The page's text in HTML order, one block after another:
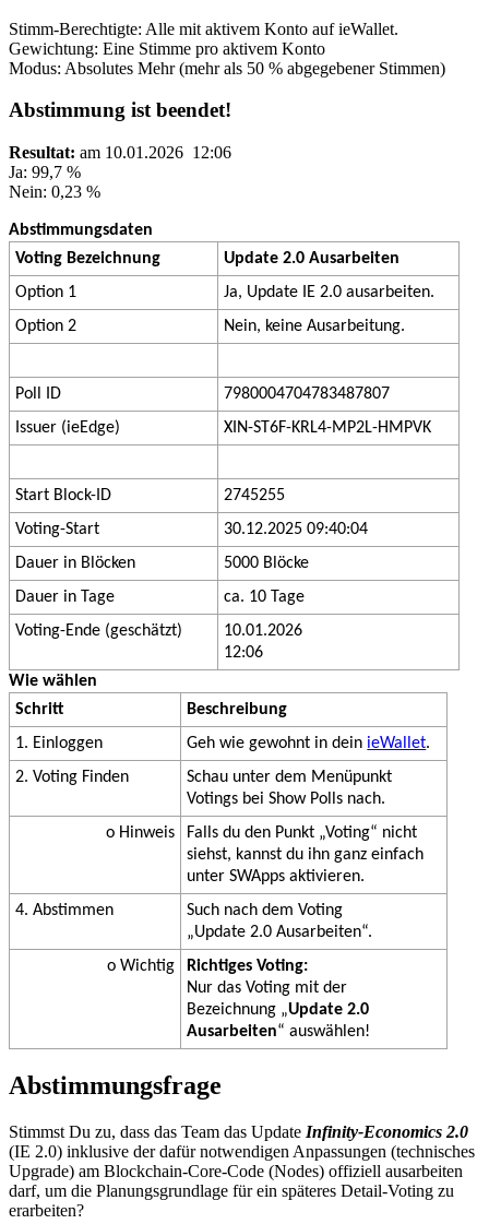
Stimm-Berechtigte: Alle mit aktivem Konto auf ieWallet.
Gewichtung: Eine Stimme pro aktivem Konto
Modus: Absolutes Mehr (mehr als 50 % abgegebener Stimmen)
Abstimmung ist beendet!
Resultat: am 10.01.2026 12:06
Ja: 99,7 %
Nein: 0,23 %
Abstimmungsdaten
Voting Bezeichnung
Update 2.0 Ausarbeiten
Option 1
Ja, Update IE 2.0 ausarbeiten.
Option 2
Nein, keine Ausarbeitung.
Poll ID
7980004704783487807
Issuer (ieEdge)
XIN-ST6F-KRL4-MP2L-HMPVK
Start Block-ID
2745255
Voting-Start
30.12.2025 09:40:04
Dauer in Blöcken
5000 Blöcke
Dauer in Tage
ca. 10 Tage
Voting-Ende (geschätzt)
10.01.2026
12:06
Wie wählen
Schritt
Beschreibung
1. Einloggen
Geh wie gewohnt in dein ieWallet.
2. Voting Finden
Schau unter dem Menüpunkt
Votings bei Show Polls nach.
o Hinweis
Falls du den Punkt „Voting“ nicht
siehst, kannst du ihn ganz einfach
unter SWApps aktivieren.
4. Abstimmen
Such nach dem Voting
„Update 2.0 Ausarbeiten“.
o Wichtig
Richtiges Voting:
Nur das Voting mit der
Bezeichnung „Update 2.0
Ausarbeiten“ auswählen!
Abstimmungsfrage
Stimmst Du zu, dass das Team das Update Infinity-Economics 2.0
(IE 2.0) inklusive der dafür notwendigen Anpassungen (technisches
Upgrade) am Blockchain-Core-Code (Nodes) offiziell ausarbeiten
darf, um die Planungsgrundlage für ein späteres Detail-Voting zu
erarbeiten?